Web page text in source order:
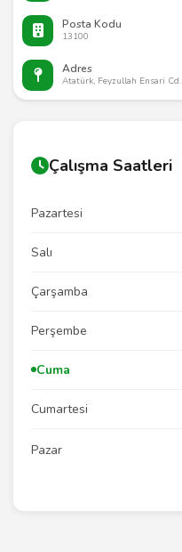
Posta Kodu
13100
Adres
Atatürk, Feyzullah Ensari
Çalışma Saatleri
Pazartesi
Salı
Çarşamba
Perşembe
Cuma
Cumartesi
Pazar